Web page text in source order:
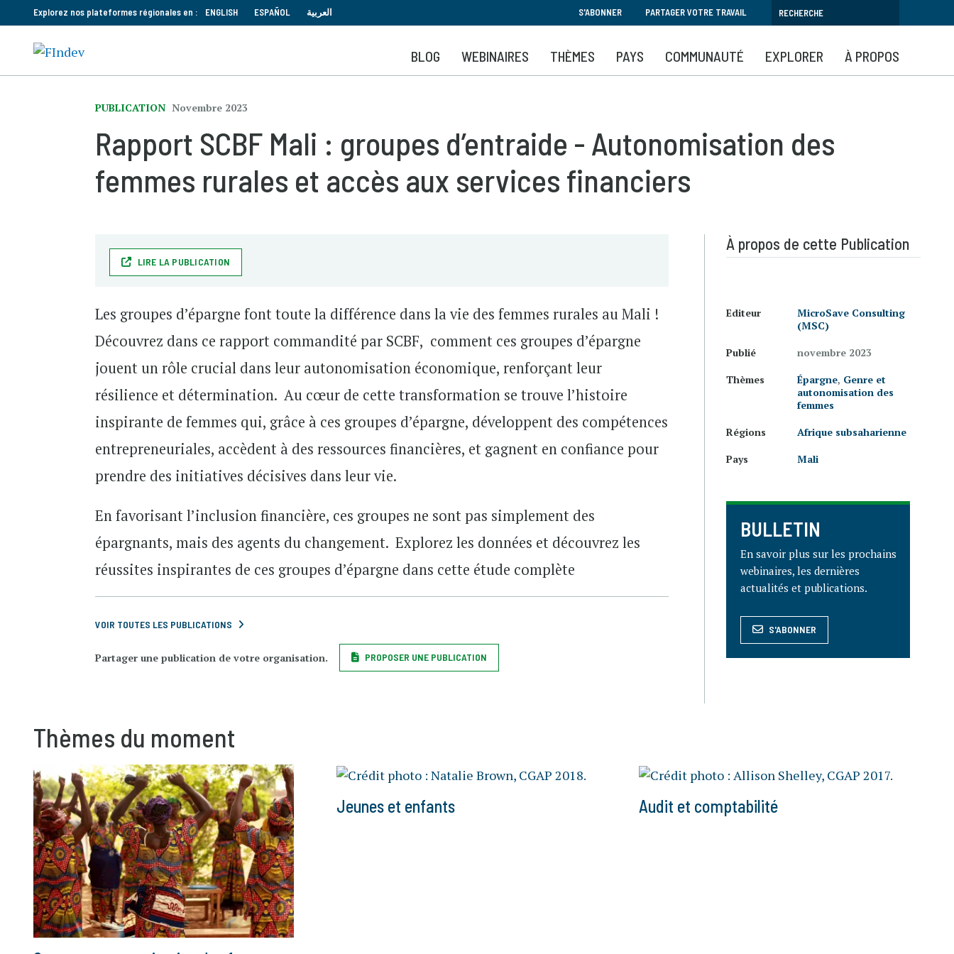
au
contenu
principal
Explorez nos plateformes régionales en : ENGLISH ESPAÑOL العربية S'ABONNER PARTAGER VOTRE TRAVAIL
BLOG WEBINAIRES THÈMES PAYS COMMUNAUTÉ EXPLORER À PROPOS
PUBLICATION Novembre 2023
Rapport SCBF Mali : groupes d’entraide - Autonomisation des
femmes rurales et accès aux services financiers
LIRE LA PUBLICATION
Les groupes d’épargne font toute la différence dans la vie des femmes rurales au Mali !
Découvrez dans ce rapport commandité par SCBF, comment ces groupes d’épargne
jouent un rôle crucial dans leur autonomisation économique, renforçant leur
résilience et détermination. Au cœur de cette transformation se trouve l’histoire
inspirante de femmes qui, grâce à ces groupes d’épargne, développent des compétences
entrepreneuriales, accèdent à des ressources financières, et gagnent en confiance pour
prendre des initiatives décisives dans leur vie.
En favorisant l’inclusion financière, ces groupes ne sont pas simplement des
épargnants, mais des agents du changement. Explorez les données et découvrez les
réussites inspirantes de ces groupes d’épargne dans cette étude complète
VOIR TOUTES LES PUBLICATIONS
Partager une publication de votre organisation. PROPOSER UNE PUBLICATION
À propos de cette Publication
Editeur
MicroSave Consulting
(MSC)
Publié
novembre 2023
Thèmes
Épargne, Genre et
autonomisation des
femmes
Régions
Afrique subsaharienne
Pays
Mali
BULLETIN
En savoir plus sur les prochains
webinaires, les dernières
actualités et publications.
S'ABONNER
Thèmes du moment
Jeunes et enfants Audit et comptabilité